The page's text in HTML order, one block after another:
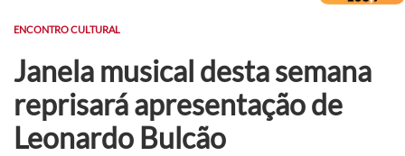
ENCONTRO CULTURAL
Janela musical desta semana
reprisará apresentação de
Leonardo Bulcão